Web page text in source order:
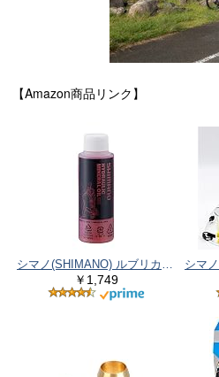
【Amazon商品リンク】
シマノ(SHIMANO) ルブリカント ミネラルオイル(100ml) BR-S7000 Y83998020
￥1,749